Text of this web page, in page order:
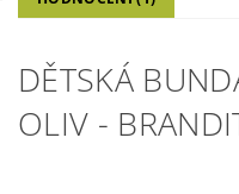
DĚTSKÁ
OLIV -